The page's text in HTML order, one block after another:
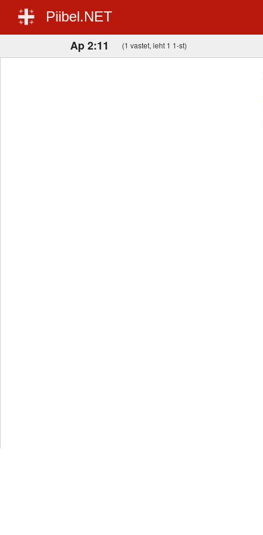
Piibel.NET
Ap 2:11 (1 vastet, leht 1 1-st)